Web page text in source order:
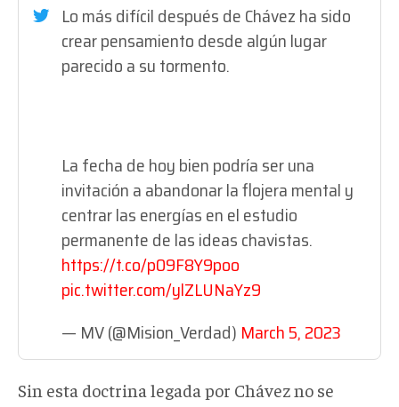
Lo más difícil después de Chávez ha sido
crear pensamiento desde algún lugar
parecido a su tormento.
La fecha de hoy bien podría ser una
invitación a abandonar la flojera mental y
centrar las energías en el estudio
permanente de las ideas chavistas.
https://t.co/p09F8Y9poo
pic.twitter.com/ylZLUNaYz9
— MV (@Mision_Verdad) March 5, 2023
Sin esta doctrina legada por Chávez no se